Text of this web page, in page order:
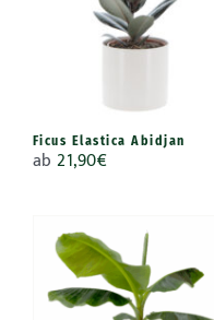
Ficus Elastica Abidjan
ab21,90€